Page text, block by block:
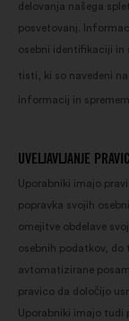
delovanja našega
posvetovanj.
osebni identifikaciji in
tisti, ki so navedeni
informacij in
UVELJAVLJANJE
Uporabniki imajo
popravka svojih
omejitve obdelave
osebnih podatkov, do
avtomatizirane
pravico da določijo
Uporabniki imajo